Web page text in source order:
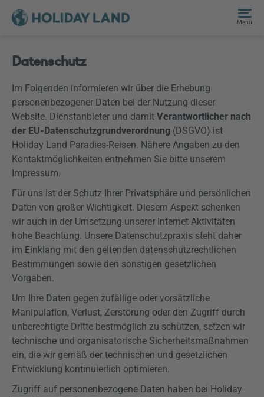
Menü
Datenschutz
Im Folgenden informieren wir über die Erhebung
personenbezogener Daten bei der Nutzung dieser
Website. Dienstanbieter und damit Verantwortlicher nach
der EU-Datenschutzgrundverordnung (DSGVO) ist
Holiday Land Paradies-Reisen. Nähere Angaben zu den
Kontaktmöglichkeiten entnehmen Sie bitte unserem
Impressum.
Für uns ist der Schutz Ihrer Privatsphäre und persönlichen
Daten von großer Wichtigkeit. Diesem Aspekt schenken
wir auch in der Umsetzung unserer Internet-Aktivitäten
hohe Beachtung. Unsere Datenschutzpraxis steht daher
im Einklang mit den geltenden datenschutzrechtlichen
Bestimmungen sowie den sonstigen gesetzlichen
Vorgaben.
Um Ihre Daten gegen zufällige oder vorsätzliche
Manipulation, Verlust, Zerstörung oder den Zugriff durch
unberechtigte Dritte bestmöglich zu schützen, setzen wir
technische und organisatorische Sicherheitsmaßnahmen
ein, die wir gemäß der technischen und gesetzlichen
Entwicklung kontinuierlich optimieren.
Zugriff auf personenbezogene Daten haben bei Holiday